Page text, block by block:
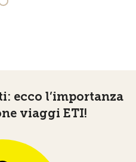
ecco l’importanza
viaggi ETI!